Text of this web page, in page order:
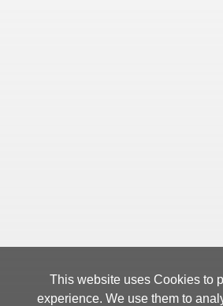
This website uses Cookies to
experience. We use them to